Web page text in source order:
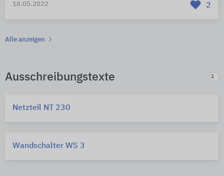
18.05.2022 2
Alle anzeigen
Ausschreibungstexte 2
Netzteil NT 230
Wandschalter WS 3